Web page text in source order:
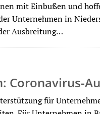
mit Einbußen und
Unternehmen in
Ausbreitung…
Coronavirus-
für